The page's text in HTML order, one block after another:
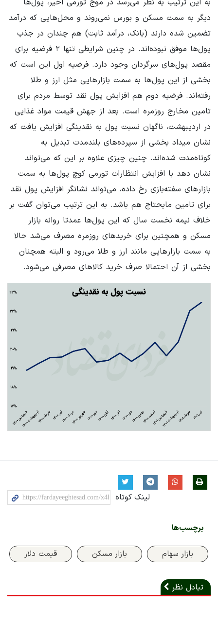
به این ترتیب به نظر می‌رسد در موج تورمی اخیر، پول‌ها
دیگر به سمت مسکن و بورس نمی‌روند و محل‌هایی که درآمد
تضمین شده دارند (بانک، درآمد ثابت) هم چندان در جذب
پول‌ها موفق نبوده‌اند. در چنین شرایطی تنها ۲ فرضیه برای
مقصد پول‌های سرگردان وجود دارد. فرضیه اول این است که
بخشی از این پول‌ها به سمت بازارهایی مثل ارز و طلا
رفته‌اند. فرضیه دوم هم افزایش پول نقد توسط مردم برای
تامین مخارج روزمره است. بعد از جهش قیمت مواد غذایی
در اردیبهشت، ناگهان نسبت پول به نقدینگی افزایش یافت که
نشان میداد بخشی از سپرده‌های بلندمدت تبدیل به
کوتاه‌مدت شده‌اند. چنین چیزی علاوه بر این که می‌تواند
نشان دهد با افزایش انتظارات تورمی کوچ پول‌ها به سمت
بازارهای سفته‌بازی رخ داده، می‌تواند نشانگر افزایش پول نقد
برای تامین مایحتاج هم باشد. به این ترتیب می‌توان گفت بر
خلاف نیمه نخست سال که این پول‌ها عمدتا روانه بازار
مسکن و همچنین برای خریدهای روزمره مصرف می‌شد حالا
به سمت بازارهایی مانند ارز و طلا می‌رود و البته همچنان
بخشی از آن احتمالا صرف خرید کالاهای مصرفی می‌شود.
لینک کوتاه
برچسب‌ها
بازار سهام بازار مسکن قیمت دلار
تبادل نظر